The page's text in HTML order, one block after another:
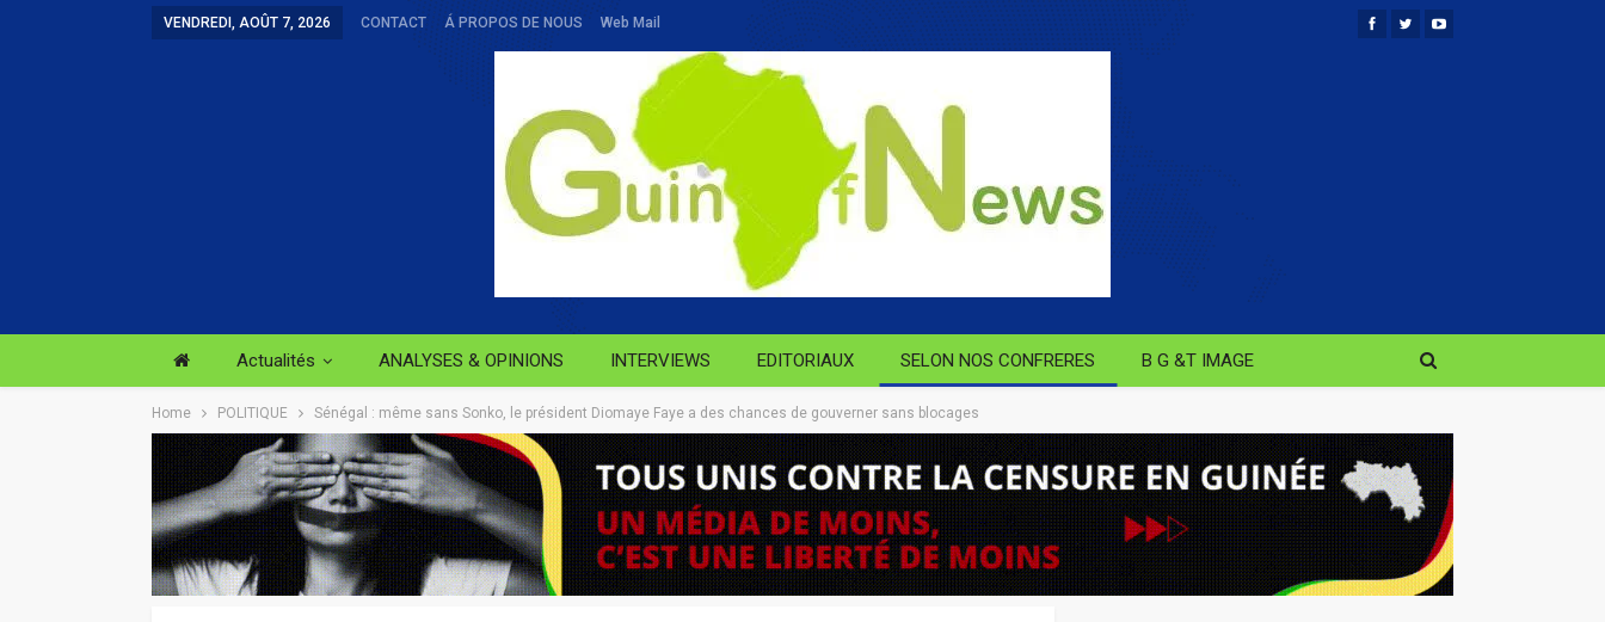
VENDREDI, AOÛT 7, 2026 CONTACT Á PROPOS DE NOUS Web Mail
Actualités ANALYSES & OPINIONS INTERVIEWS EDITORIAUX SELON NOS CONFRERES B G &T IMAGE
Home POLITIQUE Sénégal : même sans Sonko, le président Diomaye Faye a des chances de gouverner sans blocages